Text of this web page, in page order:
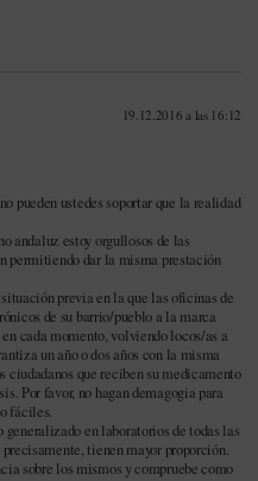
19.12.2016 a las 16:12
pueden ustedes soportar que la realidad
andaluz estoy orgullosos de las
permitiendo dar la misma prestación
previa en la que las oficinas de
de su barrio/pueblo a la marca
cada momento, volviendo locos/as a
un año o dos años con la misma
ciudadanos que reciben su medicamento
Por favor, no hagan demagogia para
fáciles.
en laboratorios de todas las
tienen mayor proporción.
sobre los mismos y compruebe como